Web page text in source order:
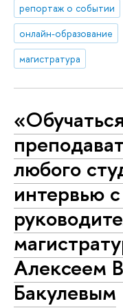
репортаж о событии
онлайн-образование
магистратура
любого
интервью
Алексеем
Бакулевым